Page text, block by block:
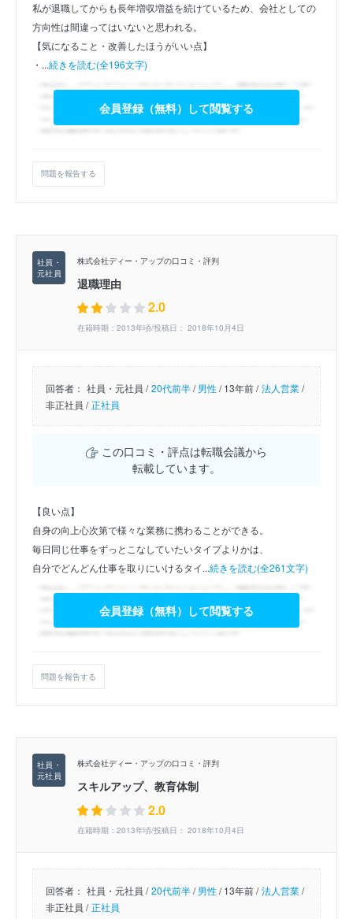
私が退職してからも長年増収増益を続けているため、会社としての
方向性は間違ってはいないと思われる。
【気になること・改善したほうがいい点】
・...続きを読む(全196文字)
会員登録（無料）して閲覧する
問題を報告する
株式会社ディー・アップの口コミ・評判
退職理由
2.0
在籍時期：2013年頃/投稿日： 2018年10月4日
回答者： 社員・元社員 / 20代前半/男性/13年前 / 法人営業/
非正社員 / 正社員
この口コミ・評点は転職会議から
転載しています。
【良い点】
自身の向上心次第で様々な業務に携わることができる。
毎日同じ仕事をずっとこなしていたいタイプよりかは、
自分でどんどん仕事を取りにいけるタイ...続きを読む(全261文字)
会員登録（無料）して閲覧する
問題を報告する
株式会社ディー・アップの口コミ・評判
スキルアップ、教育体制
2.0
在籍時期：2013年頃/投稿日： 2018年10月4日
回答者： 社員・元社員 / 20代前半/男性/13年前 / 法人営業/
非正社員 / 正社員